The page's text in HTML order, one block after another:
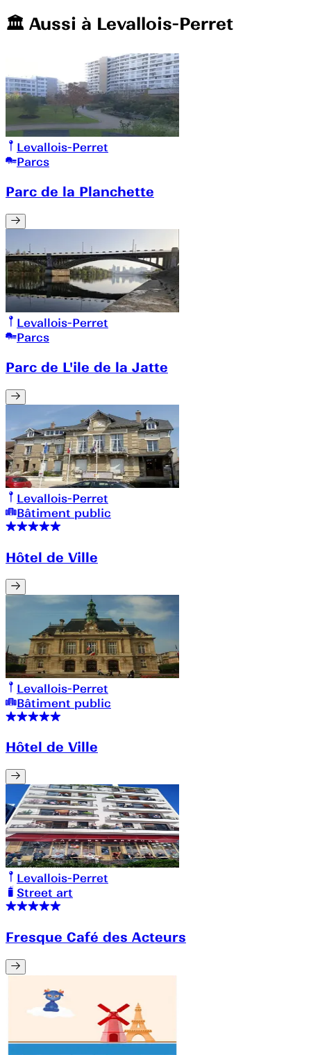
🏛️️ Aussi à Levallois-Perret
Levallois-Perret
Parcs
Parc de la Planchette
Levallois-Perret
Parcs
Parc de L'ile de la Jatte
Levallois-Perret
Bâtiment public
Hôtel de Ville
Levallois-Perret
Bâtiment public
Hôtel de Ville
Levallois-Perret
Street art
Fresque Café des Acteurs